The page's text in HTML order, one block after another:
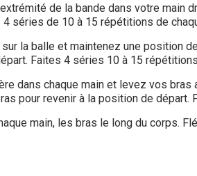
de la bande dans votre main
séries de 10 à 15 répétitions de
la balle et maintenez une position
Faites 4 séries 10 à 15
dans chaque main et levez vos
pour revenir à la position de départ.
main, les bras le long du corps.